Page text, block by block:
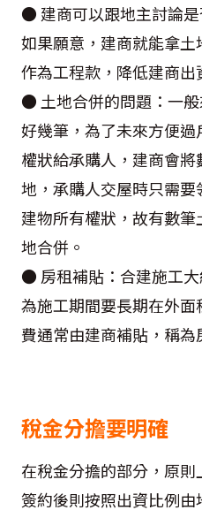
● 建商可以跟地主討論
如果願意，建商就能拿
作為工程款，降低建商出
● 土地合併的問題：一
好幾筆，為了未來方便
權狀給承購人，建商會
地，承購人交屋時只需
建物所有權狀，故有數
地合併。
● 房租補貼：合建施工
為施工期間要長期在外
費通常由建商補貼，稱為
稅金分擔要明確
在稅金分擔的部分，原則
簽約後則按照出資比例